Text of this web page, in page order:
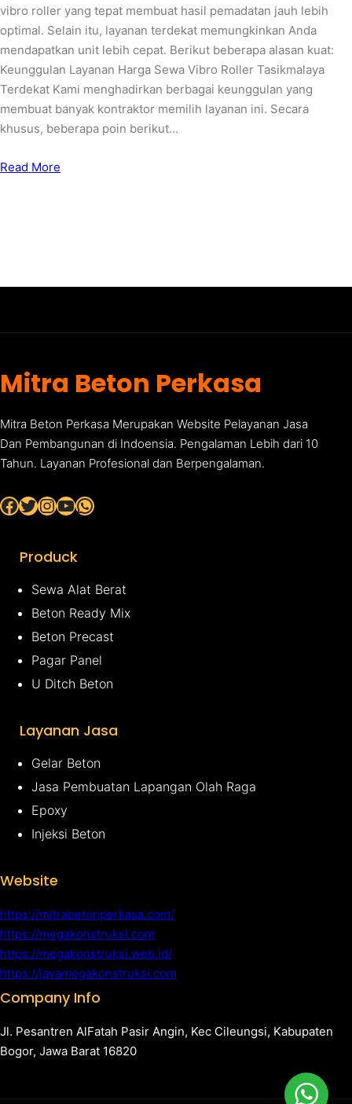
vibro roller yang tepat membuat hasil pemadatan jauh lebih
optimal. Selain itu, layanan terdekat memungkinkan Anda
mendapatkan unit lebih cepat. Berikut beberapa alasan kuat:
Keunggulan Layanan Harga Sewa Vibro Roller Tasikmalaya
Terdekat Kami menghadirkan berbagai keunggulan yang
membuat banyak kontraktor memilih layanan ini. Secara
khusus, beberapa poin berikut…
Read More
Mitra Beton Perkasa
Mitra Beton Perkasa Merupakan Website Pelayanan Jasa
Dan Pembangunan di Indoensia. Pengalaman Lebih dari 10
Tahun. Layanan Profesional dan Berpengalaman.
Facebook Twitter InstagramYouTube WhatsApp
Produck
Sewa Alat Berat
Beton Ready Mix
Beton Precast
Pagar Panel
U Ditch Beton
Layanan Jasa
Gelar Beton
Jasa Pembuatan Lapangan Olah Raga
Epoxy
Injeksi Beton
Website
https://mitrabetonperkasa.com/
https://megakonstruksi.com
https://megakonstruksi.web.id/
https://javamegakonstruksi.com
Company Info
Jl. Pesantren AlFatah Pasir Angin, Kec Cileungsi, Kabupaten
Bogor, Jawa Barat 16820